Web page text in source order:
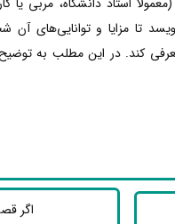
تا مزایا و توانایی‌های آن
کند. در این مطلب به
اگر